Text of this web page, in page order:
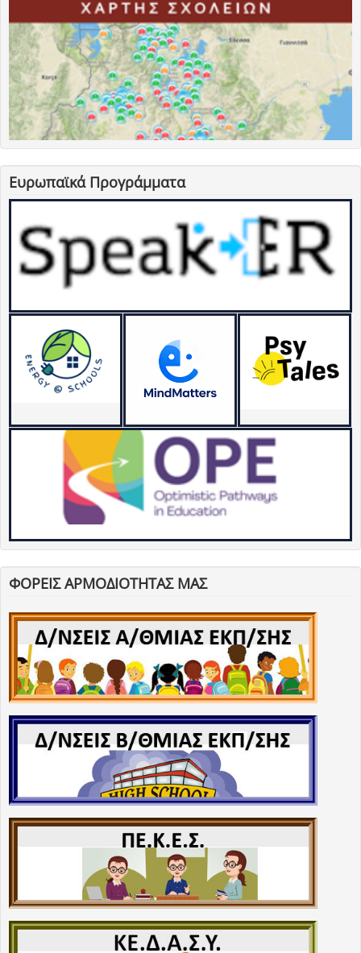
Ευρωπαϊκά Προγράμματα
ΦΟΡΕΙΣ ΑΡΜΟΔΙΟΤΗΤΑΣ ΜΑΣ